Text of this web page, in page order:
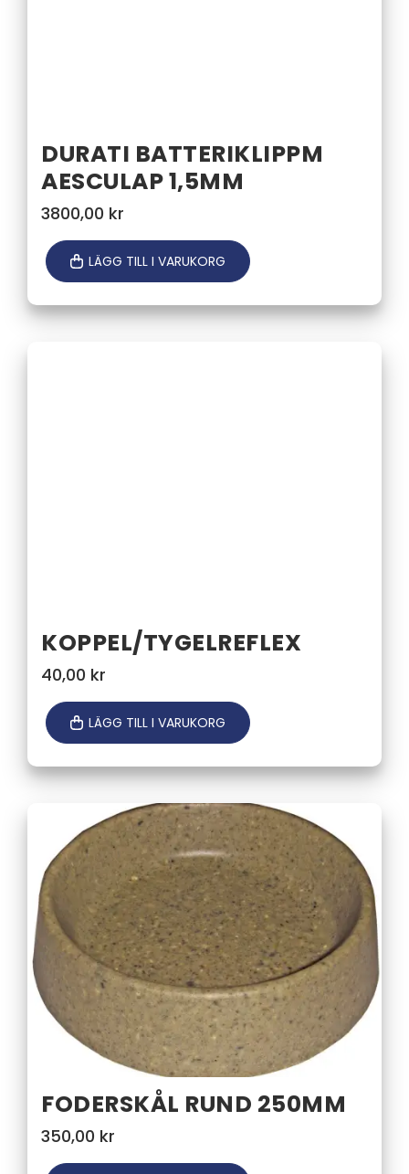
DURATI BATTERIKLIPPM
AESCULAP 1,5MM
3800,00 kr
LÄGG TILL I VARUKORG
KOPPEL/TYGELREFLEX
40,00 kr
LÄGG TILL I VARUKORG
FODERSKÅL RUND 250MM
350,00 kr